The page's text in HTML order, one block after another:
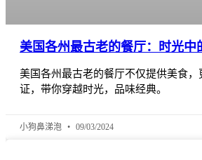
美国各州最古老的餐厅：时光中
美国各州最古老的餐厅不仅提供美食
证，带你穿越时光，品味经典。
小狗鼻涕泡 09/03/2024